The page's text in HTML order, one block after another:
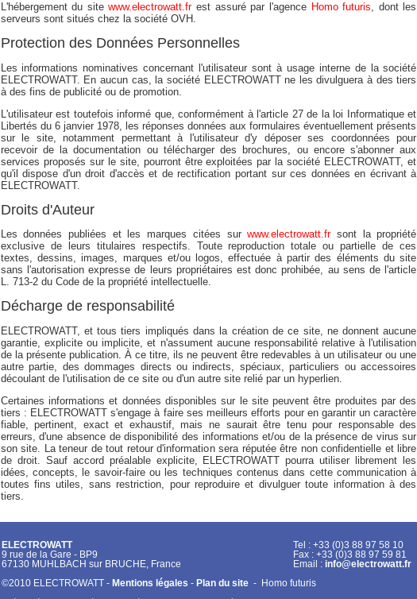
L'hébergement du sitewww.electrowatt.frest assuré par l'agence Homo futuris, dont les
serveurs sont situés chez la société OVH.
Protection des Données Personnelles
Les informations nominatives concernant l'utilisateur sont à usage interne de la société
ELECTROWATT. En aucun cas, la société ELECTROWATT ne les divulguera à des tiers
à des fins de publicité ou de promotion.
L'utilisateur est toutefois informé que, conformément à l'article 27 de la loi Informatique et
Libertés du 6 janvier 1978, les réponses données aux formulaires éventuellement présents
sur le site, notamment permettant à l'utilisateur d'y déposer ses coordonnées pour
recevoir de la documentation ou télécharger des brochures, ou encore s'abonner aux
services proposés sur le site, pourront être exploitées par la société ELECTROWATT, et
qu'il dispose d'un droit d'accès et de rectification portant sur ces données en écrivant à
ELECTROWATT.
Droits d'Auteur
Les données publiées et les marques citées surwww.electrowatt.frsont la propriété
exclusive de leurs titulaires respectifs. Toute reproduction totale ou partielle de ces
textes, dessins, images, marques et/ou logos, effectuée à partir des éléments du site
sans l'autorisation expresse de leurs propriétaires est donc prohibée, au sens de l'article
L. 713-2 du Code de la propriété intellectuelle.
Décharge de responsabilité
ELECTROWATT, et tous tiers impliqués dans la création de ce site, ne donnent aucune
garantie, explicite ou implicite, et n'assument aucune responsabilité relative à l'utilisation
de la présente publication. À ce titre, ils ne peuvent être redevables à un utilisateur ou une
autre partie, des dommages directs ou indirects, spéciaux, particuliers ou accessoires
découlant de l'utilisation de ce site ou d'un autre site relié par un hyperlien.
Certaines informations et données disponibles sur le site peuvent être produites par des
tiers : ELECTROWATT s'engage à faire ses meilleurs efforts pour en garantir un caractère
fiable, pertinent, exact et exhaustif, mais ne saurait être tenu pour responsable des
erreurs, d'une absence de disponibilité des informations et/ou de la présence de virus sur
son site. La teneur de tout retour d'information sera réputée être non confidentielle et libre
de droit. Sauf accord préalable explicite, ELECTROWATT pourra utiliser librement les
idées, concepts, le savoir-faire ou les techniques contenus dans cette communication à
toutes fins utiles, sans restriction, pour reproduire et divulguer toute information à des
tiers.
Tel : +33 (0)3 88 97 58 10
Fax : +33 (0)3 88 97 59 81
Email : info@electrowatt.fr
ELECTROWATT
9 rue de la Gare - BP9
67130 MUHLBACH sur BRUCHE, France
©2010 ELECTROWATT - Mentions légales - Plan du site -
Homo futuris